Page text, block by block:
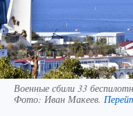
Военные сбили 33
Фото: Иван Макеев.